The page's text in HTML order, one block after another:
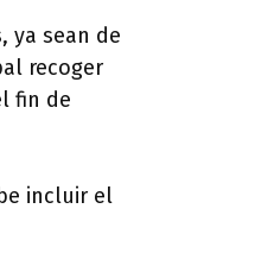
ya sean de
recoger
fin de
incluir el